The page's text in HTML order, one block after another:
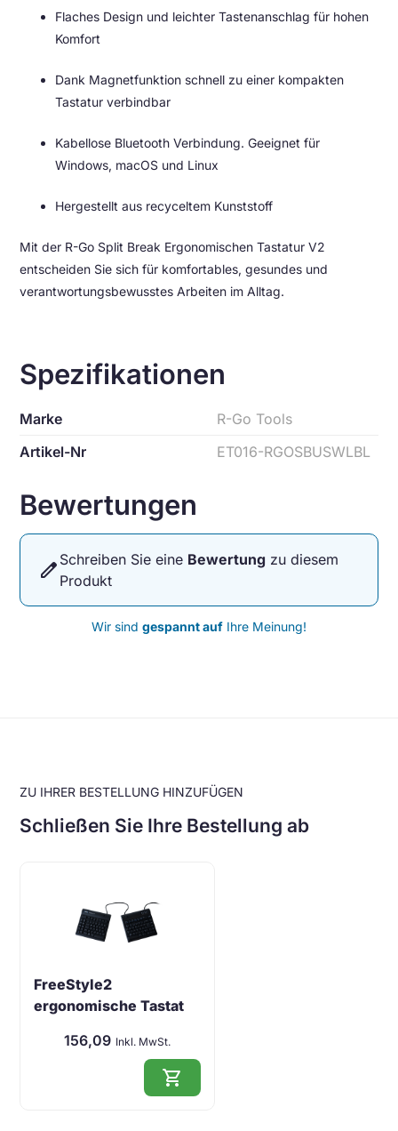
Flaches Design und leichter Tastenanschlag für hohen
Komfort
Dank Magnetfunktion schnell zu einer kompakten
Tastatur verbindbar
Kabellose Bluetooth Verbindung. Geeignet für
Windows, macOS und Linux
Hergestellt aus recyceltem Kunststoff
Mit der R-Go Split Break Ergonomischen Tastatur V2
entscheiden Sie sich für komfortables, gesundes und
verantwortungsbewusstes Arbeiten im Alltag.
Spezifikationen
Marke
R-Go Tools
Artikel-Nr
ET016-RGOSBUSWLBL
Bewertungen
edit Schreiben Sie eine Bewertung zu diesem
Produkt
Wir sind gespannt auf Ihre Meinung!
ZU IHRER BESTELLUNG HINZUFÜGEN
Schließen Sie Ihre Bestellung ab
FreeStyle2
ergonomische Tastat
156,09 Inkl. MwSt.
shopping_cart